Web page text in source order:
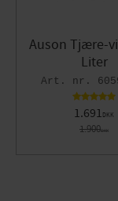
Auson Tjære-
Liter
1.691DKK
1.900DKK